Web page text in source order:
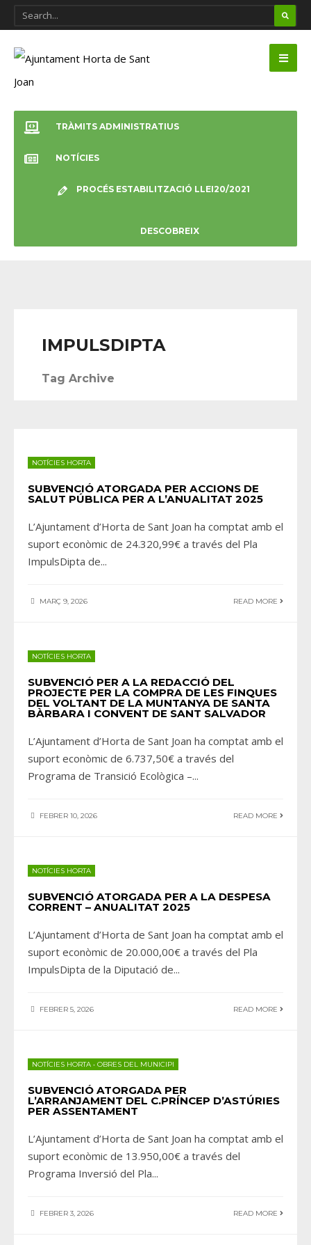
TRÀMITS ADMINISTRATIUS
NOTÍCIES
PROCÉS ESTABILITZACIÓ LLEI20/2021
DESCOBREIX
IMPULSDIPTA
Tag Archive
NOTÍCIES HORTA
SUBVENCIÓ ATORGADA PER ACCIONS DE
SALUT PÚBLICA PER A L’ANUALITAT 2025
L’Ajuntament d’Horta de Sant Joan ha comptat amb el
suport econòmic de 24.320,99€ a través del Pla
ImpulsDipta de...
MARÇ 9, 2026 READ MORE
NOTÍCIES HORTA
SUBVENCIÓ PER A LA REDACCIÓ DEL
PROJECTE PER LA COMPRA DE LES FINQUES
DEL VOLTANT DE LA MUNTANYA DE SANTA
BÀRBARA I CONVENT DE SANT SALVADOR
L’Ajuntament d’Horta de Sant Joan ha comptat amb el
suport econòmic de 6.737,50€ a través del
Programa de Transició Ecològica –...
FEBRER 10, 2026 READ MORE
NOTÍCIES HORTA
SUBVENCIÓ ATORGADA PER A LA DESPESA
CORRENT – ANUALITAT 2025
L’Ajuntament d’Horta de Sant Joan ha comptat amb el
suport econòmic de 20.000,00€ a través del Pla
ImpulsDipta de la Diputació de...
FEBRER 5, 2026 READ MORE
NOTÍCIES HORTA • OBRES DEL MUNICIPI
SUBVENCIÓ ATORGADA PER
L’ARRANJAMENT DEL C.PRÍNCEP D’ASTÚRIES
PER ASSENTAMENT
L’Ajuntament d’Horta de Sant Joan ha comptat amb el
suport econòmic de 13.950,00€ a través del
Programa Inversió del Pla...
FEBRER 3, 2026 READ MORE